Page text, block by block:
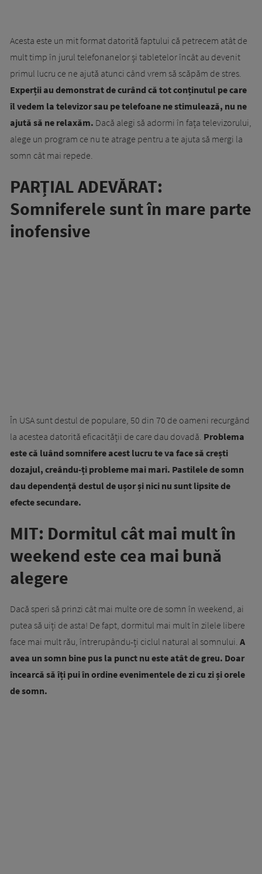
Acesta este un mit format datorită faptului că petrecem atât de
mult timp în jurul telefonanelor și tabletelor încât au devenit
primul lucru ce ne ajută atunci când vrem să scăpăm de stres.
Experții au demonstrat de curând că tot conținutul pe care
îl vedem la televizor sau pe telefoane ne stimulează, nu ne
ajută să ne relaxăm. Dacă alegi să adormi în fața televizorului,
alege un program ce nu te atrage pentru a te ajuta să mergi la
somn cât mai repede.
PARȚIAL ADEVĂRAT:
Somniferele sunt în mare parte
inofensive
În USA sunt destul de populare, 50 din 70 de oameni recurgând
la acestea datorită eficacității de care dau dovadă. Problema
este că luând somnifere acest lucru te va face să crești
dozajul, creându-ți probleme mai mari. Pastilele de somn
dau dependență destul de ușor și nici nu sunt lipsite de
efecte secundare.
MIT: Dormitul cât mai mult în
weekend este cea mai bună
alegere
Dacă speri să prinzi cât mai multe ore de somn în weekend, ai
putea să uiți de asta! De fapt, dormitul mai mult în zilele libere
face mai mult rău, întrerupându-ți ciclul natural al somnului. A
avea un somn bine pus la punct nu este atât de greu. Doar
încearcă să îți pui în ordine evenimentele de zi cu zi și orele
de somn.